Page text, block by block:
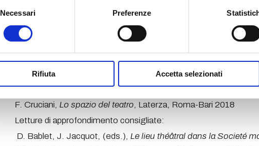
Necessari Preferenze
Rifiuta Accetta selezionati
primonovecentesche riconducibili ai “riteatralizzatori” del teatro.
Un focus sarà posto sul ruolo della teoria relativa alla scena
Appia e alle sue evoluzioni nel teatro contemporaneo.
Appia,Attore musica e scena
, Cue Press, Imola 2015
F. Crisafulli,Luce attiva. Questioni della luce nel teatro
F. Cruciani, Lo spazio del teatro, Laterza, Roma-Bari 2018
Letture di approfondimento consigliate:
D. Bablet, J. Jacquot, (eds.), Le lieu théâtral dans la Societé